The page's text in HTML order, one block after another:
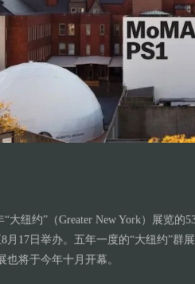
大纽约”（Greater New York）展览的
月17日举办。五年一度的“大纽约”群
将于今年十月开幕。